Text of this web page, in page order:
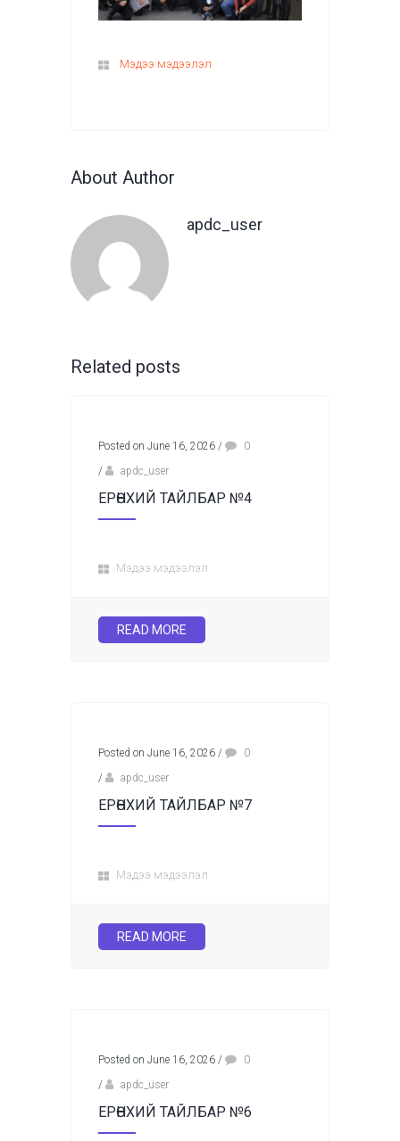
Мэдээ мэдээлэл
About Author
apdc_user
Related posts
Posted on June 16, 2026 /
0
/
apdc_user
ЕРӨНХИЙ ТАЙЛБАР №4
Мэдээ мэдээлэл
READ MORE
Posted on June 16, 2026 /
0
/
apdc_user
ЕРӨНХИЙ ТАЙЛБАР №7
Мэдээ мэдээлэл
READ MORE
Posted on June 16, 2026 /
0
/
apdc_user
ЕРӨНХИЙ ТАЙЛБАР №6